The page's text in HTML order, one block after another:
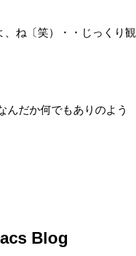
、ね〔笑）・・じっくり観
んだか何でもありのよう
Blog